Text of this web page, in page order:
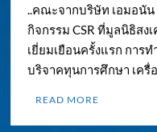
..คณะจากบริษัท เอมอนัน
กิจกรรม CSR ที่มูลนิธิสง
เยี่ยมเยือนครั้งแรก การ
บริจาคทุนการศึกษา เครื่
READ MORE